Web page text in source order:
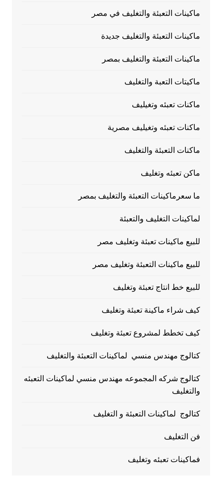
ماكينات التعبئة والتغليف في مصر
ماكينات التعبئة والتغليف جديدة
ماكينات التعبئة والتغليف بمصر
ماكيتات التعبة والتغليف
ماكنات تعبئه وتغيليف
ماكنات تعبئه وتغيليف مصرية
ماكنات التعبئة والتغليف
ماكن تعبئه وتغليف
ما سعرماكينات التعبئة والتغليف بمصر
لماكينات التغليف والتعبئة
للبيع ماكينات تعبئة وتغليف مصر
للبيع ماكينات التعبئة وتغليف مصر
للبيع خط انتاج تعبئة وتغليف
كيف شراء ماكينة تعبئة وتغليف
كيف تخطط لمشروع تعبئة وتغليف
كتالوج مهندس منسي لماكينات التعبئة والتغليف
كتالوج شركه المجموعه مهندس منسي لماكينات التعبئه
والتغليف
كتالوج لماكينات التعبئة و التغليف
فن التغليف
فماكينات تعبئه وتغليف